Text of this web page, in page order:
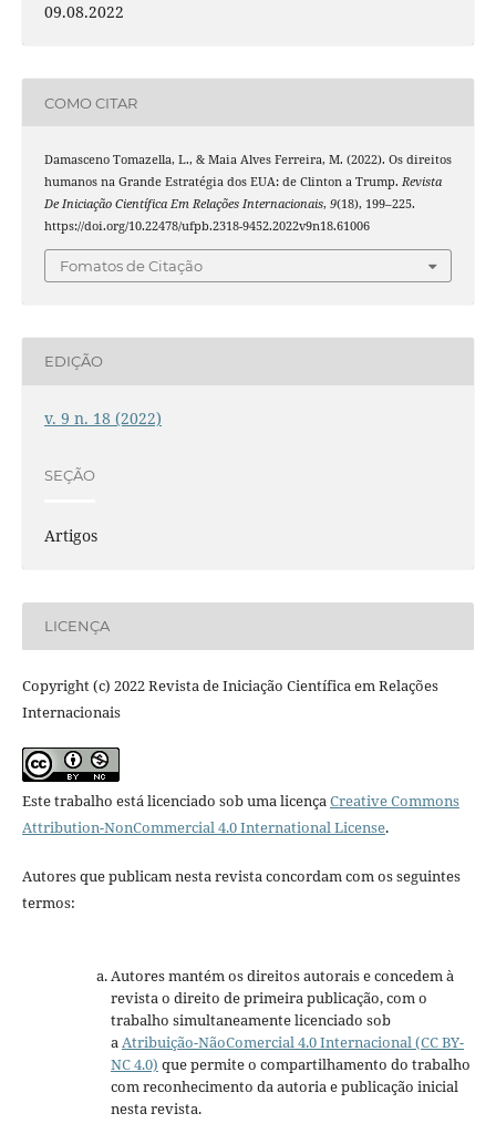
09.08.2022
COMO CITAR
Damasceno Tomazella, L., & Maia Alves Ferreira, M. (2022). Os direitos
humanos na Grande Estratégia dos EUA: de Clinton a Trump. Revista
De Iniciação Científica Em Relações Internacionais, 9(18), 199–225.
https://doi.org/10.22478/ufpb.2318-9452.2022v9n18.61006
Fomatos de Citação
EDIÇÃO
v. 9 n. 18 (2022)
SEÇÃO
Artigos
LICENÇA
Copyright (c) 2022 Revista de Iniciação Científica em Relações
Internacionais
Este trabalho está licenciado sob uma licençaCreative Commons
Attribution-NonCommercial 4.0 International License.
Autores que publicam nesta revista concordam com os seguintes
termos:
Autores mantém os direitos autorais e concedem à
revista o direito de primeira publicação, com o
trabalho simultaneamente licenciado sob
aAtribuição-NãoComercial 4.0 Internacional (CC BY-
NC 4.0) que permite o compartilhamento do trabalho
com reconhecimento da autoria e publicação inicial
nesta revista.